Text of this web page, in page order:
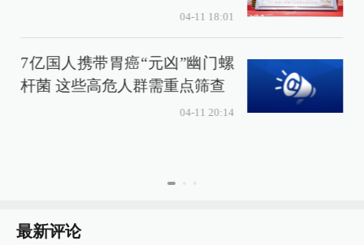
04-11 18:01
7亿国人携带胃癌“元凶”幽门螺
杆菌 这些高危人群需重点筛查
04-11 20:14
最新评论